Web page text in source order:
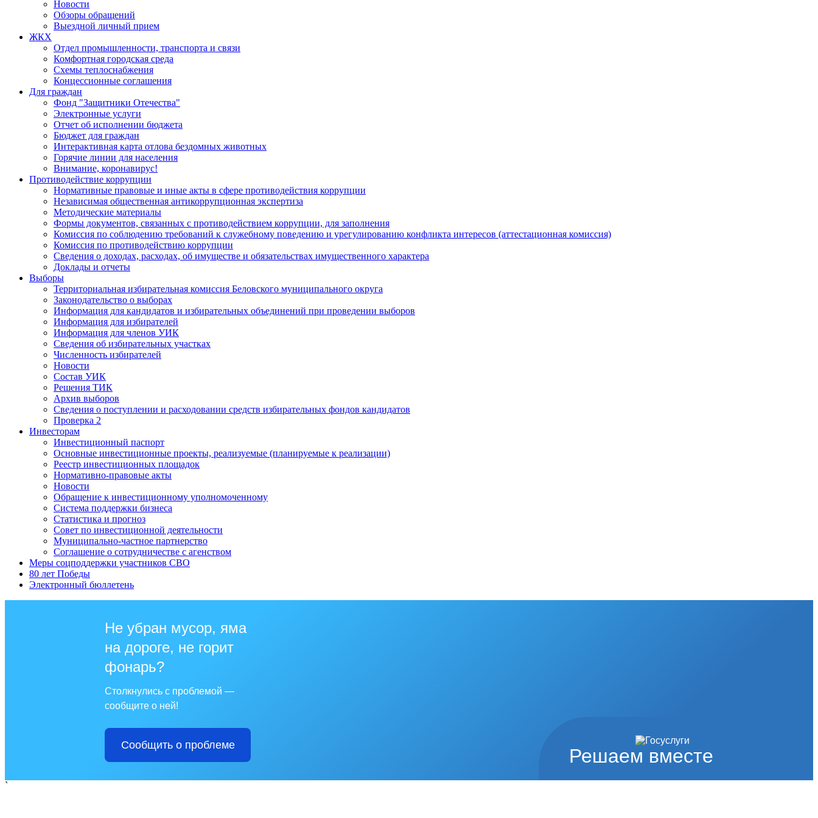
Новости
Обзоры обращений
Выездной личный прием
ЖКХ
Отдел промышленности, транспорта и связи
Комфортная городская среда
Схемы теплоснабжения
Концессионные соглашения
Для граждан
Фонд "Защитники Отечества"
Электронные услуги
Отчет об исполнении бюджета
Бюджет для граждан
Интерактивная карта отлова бездомных животных
Горячие линии для населения
Внимание, коронавирус!
Противодействие коррупции
Нормативные правовые и иные акты в сфере противодействия коррупции
Независимая общественная антикоррупционная экспертиза
Методические материалы
Формы документов, связанных с противодействием коррупции, для заполнения
Комиссия по соблюдению требований к служебному поведению и урегулированию конфликта интересов (аттестационная комиссия)
Комиссия по противодействию коррупции
Сведения о доходах, расходах, об имуществе и обязательствах имущественного характера
Доклады и отчеты
Выборы
Территориальная избирательная комиссия Беловского муниципального округа
Законодательство о выборах
Информация для кандидатов и избирательных объединений при проведении выборов
Информация для избирателей
Информация для членов УИК
Сведения об избирательных участках
Численность избирателей
Новости
Состав УИК
Решения ТИК
Архив выборов
Сведения о поступлении и расходовании средств избирательных фондов кандидатов
Проверка 2
Инвесторам
Инвестиционный паспорт
Основные инвестиционные проекты, реализуемые (планируемые к реализации)
Реестр инвестиционных площадок
Нормативно-правовые акты
Новости
Обращение к инвестиционному уполномоченному
Система поддержки бизнеса
Статистика и прогноз
Совет по инвестиционной деятельности
Муниципально-частное партнерство
Соглашение о сотрудничестве с агенством
Меры соцподдержки участников СВО
80 лет Победы
Электронный бюллетень
Решаем вместе
Не убран мусор, яма
на дороге, не горит
фонарь?
Столкнулись с проблемой —
сообщите о ней!
Сообщить о проблеме
`